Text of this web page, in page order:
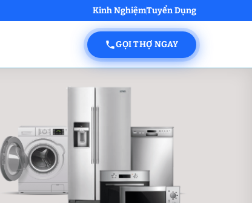
Kinh NghiệmTuyển Dụng
GỌI THỢ NGAY